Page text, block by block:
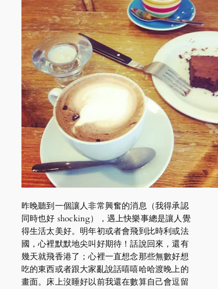
昨晚聽到一個讓人非常興奮的消息（我得承認
同時也好 shocking），遇上快樂事總是讓人覺
得生活太美好。明年初或者會飛到比時利或法
國，心裡默默地尖叫好期待！話說回來，還有
幾天就飛香港了；心裡一直想念那些無數好想
吃的東西或者跟大家亂說話嘻嘻哈哈渡晚上的
畫面。床上沒睡好以前我還在數算自己會逗留